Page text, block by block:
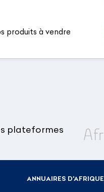
produits à vendre
plateformes
ANNUAIRES D'AFRIQUE